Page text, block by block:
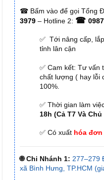
☎ Bấm vào để gọi Tổng
3979 – Hotline 2: ☎
✅ Tới nâng cấp,
tỉnh lân cận
✅ Cam kết: Tư vấn
chất lượng ( hay lỗi
100%.
✅ Thời gian làm
18h (Cả T7 Và Chủ
✅ Có xuất hóa đơn
🌐 Chi Nhánh 1: 277–279
xã Bình Hưng, TP.HCM